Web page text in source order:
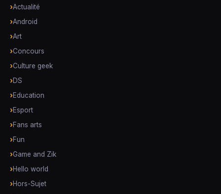
Actualité
Android
Art
Concours
Culture geek
DS
Education
Esport
Fans arts
Fun
Game and Zik
Hello world
Hors-Sujet